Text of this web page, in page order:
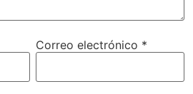
Correo electrónico *